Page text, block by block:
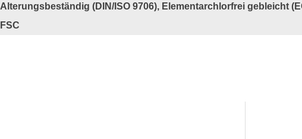
Alterungsbeständig (DIN/ISO 9706), Elementarchlorfrei gebleicht
FSC